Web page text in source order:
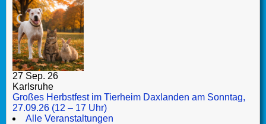
27 Sep. 26
Karlsruhe
Großes Herbstfest im Tierheim Daxlanden am Sonntag,
27.09.26 (12 – 17 Uhr)
Alle Veranstaltungen